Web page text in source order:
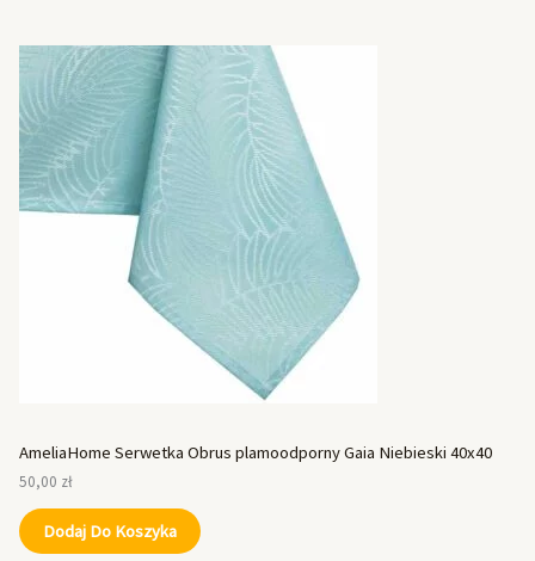
AmeliaHome Serwetka Obrus plamoodporny Gaia Niebieski 40x40
50,00 zł
Dodaj Do Koszyka